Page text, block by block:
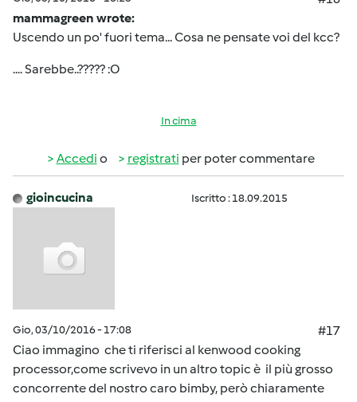
mammagreen wrote:
Uscendo un po' fuori tema... Cosa ne pensate voi del kcc?
.... Sarebbe..????? :O
In cima
Accedi o registrati per poter commentare
gioincucina Iscritto : 18.09.2015
Gio, 03/10/2016 - 17:08
#17
Ciao immagino che ti riferisci al kenwood cooking
processor,come scrivevo in un altro topic è il più grosso
concorrente del nostro caro bimby, però chiaramente